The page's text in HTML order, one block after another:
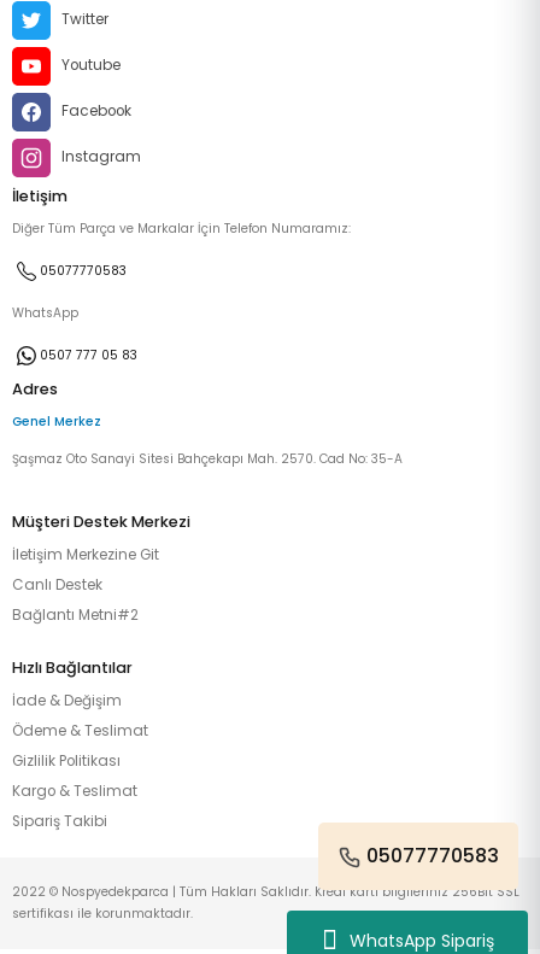
WhatsApp Sipariş
Twitter
Youtube
Facebook
Instagram
İletişim
Diğer Tüm Parça ve Markalar İçin Telefon Numaramız:
05077770583
WhatsApp
0507 777 05 83
Adres
Genel Merkez
Şaşmaz Oto Sanayi Sitesi Bahçekapı Mah. 2570. Cad No: 35-A
Müşteri Destek Merkezi
İletişim Merkezine Git
Canlı Destek
Bağlantı Metni#2
Hızlı Bağlantılar
İade & Değişim
Ödeme & Teslimat
Gizlilik Politikası
Kargo & Teslimat
Sipariş Takibi
05077770583
2022 © Nospyedekparca | Tüm Hakları Saklıdır. Kredi kartı bilgileriniz 256Bit SSL
sertifikası ile korunmaktadır.